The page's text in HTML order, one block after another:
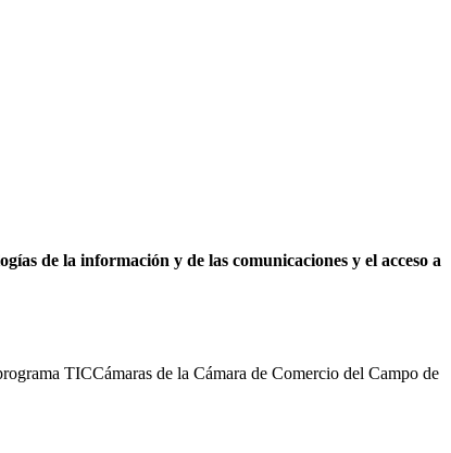
de la información y de las comunicaciones y el acceso a
TICCámaras de la Cámara de Comercio del Campo de